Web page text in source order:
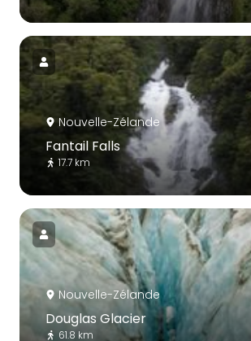
Nouvelle-Zélande
Fantail Falls
17.7 km
Nouvelle-Zélande
Douglas Glacier
61.8 km